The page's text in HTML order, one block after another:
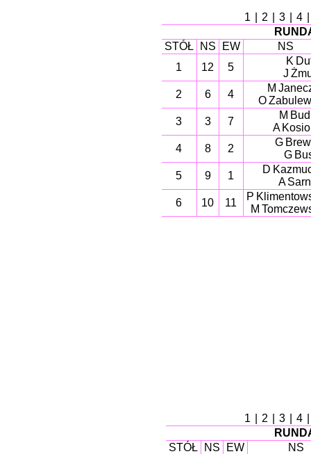
1 2 3 4
STÓŁ
NS EW
NS
1
12 5
K
J
2
6 4
M
O
3
3 7
M
A
4
8 2
G
G
5
9 1
D
A
6
10 11
P
M
1 2 3 4
STÓŁ
NS EW
NS